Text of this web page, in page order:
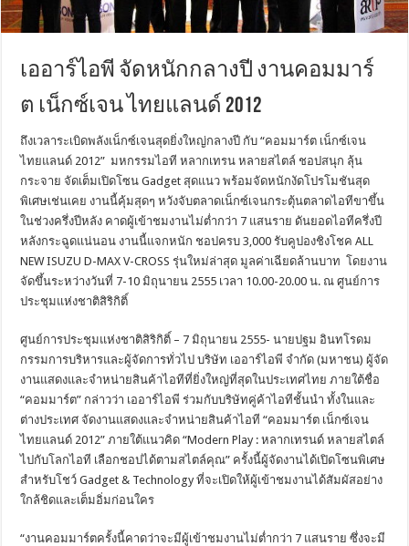
เออาร์ไอพี จัดหนักกลางปี งานคอมมาร์
ต เน็กซ์เจน ไทยแลนด์ 2012
ถึงเวลาระเบิดพลังเน็กซ์เจนสุดยิ่งใหญ่กลางปี กับ “คอมมาร์ต เน็กซ์เจน
ไทยแลนด์ 2012” มหกรรมไอที หลากเทรน หลายสไตล์ ชอปสนุก ลุ้น
กระจาย จัดเต็มเปิดโซน Gadget สุดแนว พร้อมจัดหนักงัดโปรโมชันสุด
พิเศษเช่นเคย งานนี้คุ้มสุดๆ หวังจับตลาดเน็กซ์เจนกระตุ้นตลาดไอทีขาขึ้น
ในช่วงครึ่งปีหลัง คาดผู้เข้าชมงานไม่ต่ำกว่า 7 แสนราย ดันยอดไอทีครึ่งปี
หลังกระฉูดแน่นอน งานนี้แจกหนัก ชอปครบ 3,000 รับคูปองชิงโชค ALL
NEW ISUZU D-MAX V-CROSS รุ่นใหม่ล่าสุด มูลค่าเฉียดล้านบาท โดยงาน
จัดขึ้นระหว่างวันที่ 7-10 มิถุนายน 2555 เวลา 10.00-20.00 น. ณ ศูนย์การ
ประชุมแห่งชาติสิริกิติ์
ศูนย์การประชุมแห่งชาติสิริกิติ์ – 7 มิถุนายน 2555- นายปฐม อินทโรดม
กรรมการบริหารและผู้จัดการทั่วไป บริษัท เออาร์ไอพี จำกัด (มหาชน) ผู้จัด
งานแสดงและจำหน่ายสินค้าไอทีที่ยิ่งใหญ่ที่สุดในประเทศไทย ภายใต้ชื่อ
“คอมมาร์ต” กล่าวว่า เออาร์ไอพี ร่วมกับบริษัทคู่ค้าไอทีชั้นนำ ทั้งในและ
ต่างประเทศ จัดงานแสดงและจำหน่ายสินค้าไอที “คอมมาร์ต เน็กซ์เจน
ไทยแลนด์ 2012” ภายใต้แนวคิด “Modern Play : หลากเทรนด์ หลายสไตล์
ไปกับโลกไอที เลือกชอปได้ตามสไตล์คุณ” ครั้งนี้ผู้จัดงานได้เปิดโซนพิเศษ
สำหรับโชว์ Gadget & Technology ที่จะเปิดให้ผู้เข้าชมงานได้สัมผัสอย่าง
ใกล้ชิดและเต็มอิ่มก่อนใคร
“งานคอมมาร์ตครั้งนี้คาดว่าจะมีผู้เข้าชมงานไม่ต่ำกว่า 7 แสนราย ซึ่งจะมี